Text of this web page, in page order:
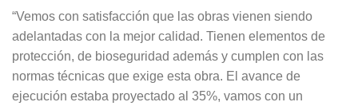
“Vemos con satisfacción que las obras vienen siendo
adelantadas con la mejor calidad. Tienen elementos de
protección, de bioseguridad además y cumplen con las
normas técnicas que exige esta obra. El avance de
ejecución estaba proyectado al 35%, vamos con un